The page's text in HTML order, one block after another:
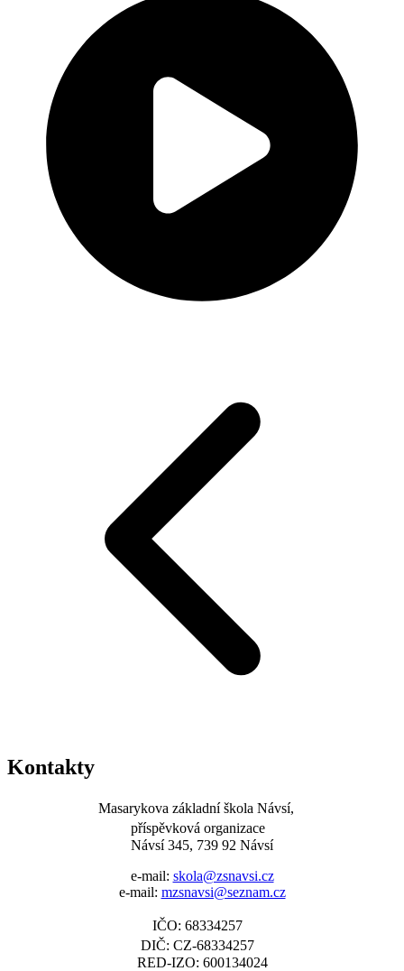
Kontakty
Masarykova základní škola Návsí,
příspěvková organizace
Návsí 345, 739 92 Návsí
e-mail: skola@zsnavsi.cz
e-mail: mzsnavsi@seznam.cz
IČO: 68334257
DIČ: CZ-68334257
RED-IZO: 600134024